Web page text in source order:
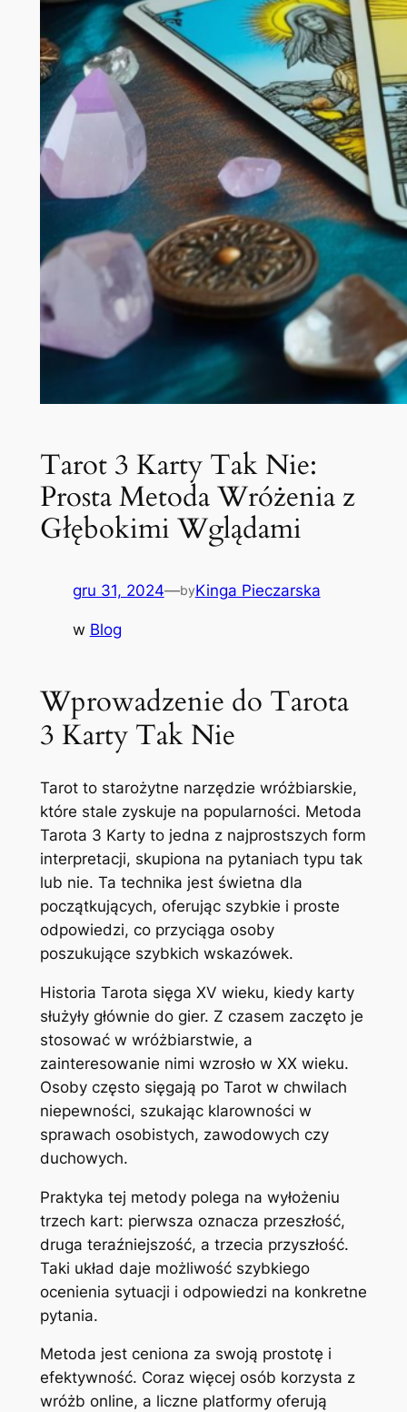
Tarot 3 Karty Tak Nie:
Prosta Metoda Wróżenia z
Głębokimi Wglądami
gru 31, 2024—byKinga Pieczarska
w Blog
Wprowadzenie do Tarota
3 Karty Tak Nie
Tarot to starożytne narzędzie wróżbiarskie,
które stale zyskuje na popularności. Metoda
Tarota 3 Karty to jedna z najprostszych form
interpretacji, skupiona na pytaniach typu tak
lub nie. Ta technika jest świetna dla
początkujących, oferując szybkie i proste
odpowiedzi, co przyciąga osoby
poszukujące szybkich wskazówek.
Historia Tarota sięga XV wieku, kiedy karty
służyły głównie do gier. Z czasem zaczęto je
stosować w wróżbiarstwie, a
zainteresowanie nimi wzrosło w XX wieku.
Osoby często sięgają po Tarot w chwilach
niepewności, szukając klarowności w
sprawach osobistych, zawodowych czy
duchowych.
Praktyka tej metody polega na wyłożeniu
trzech kart: pierwsza oznacza przeszłość,
druga teraźniejszość, a trzecia przyszłość.
Taki układ daje możliwość szybkiego
ocenienia sytuacji i odpowiedzi na konkretne
pytania.
Metoda jest ceniona za swoją prostotę i
efektywność. Coraz więcej osób korzysta z
wróżb online, a liczne platformy oferują